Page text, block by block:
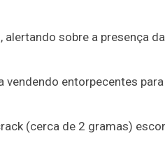
sobre a presença
entorpecentes
(cerca de 2 gramas)